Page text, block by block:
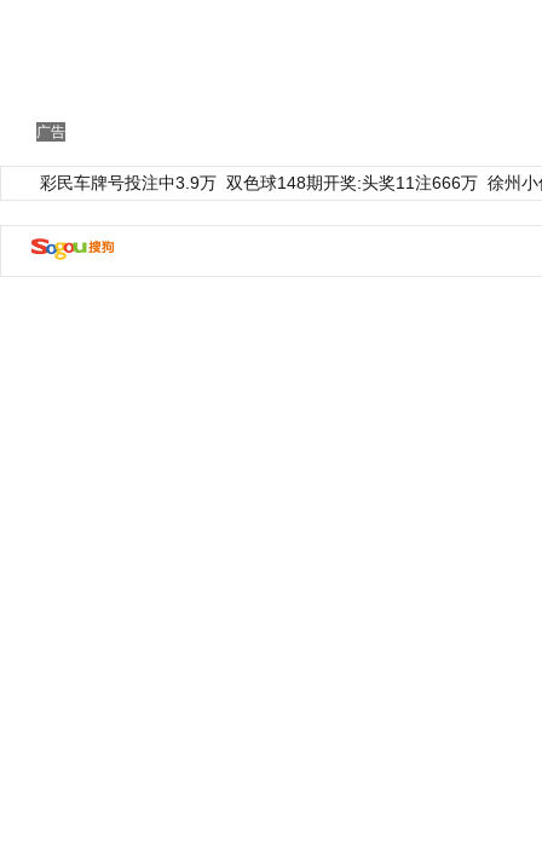
广告
彩民车牌号投注中3.9万 双色球148期开奖:头奖11注666万 徐州